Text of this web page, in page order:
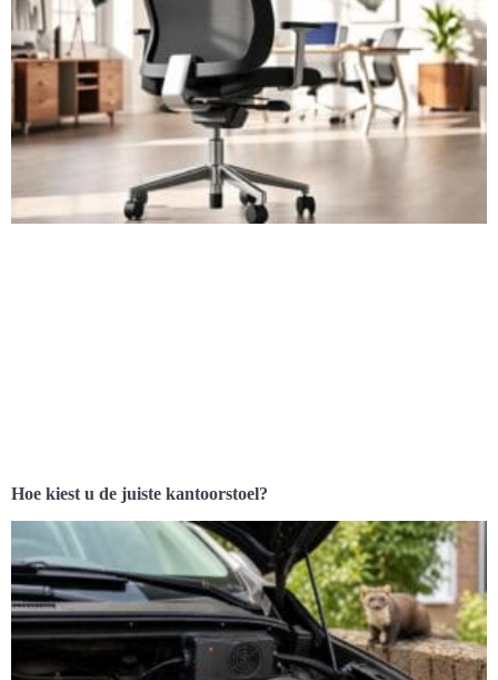
Hoe kiest u de juiste kantoorstoel?